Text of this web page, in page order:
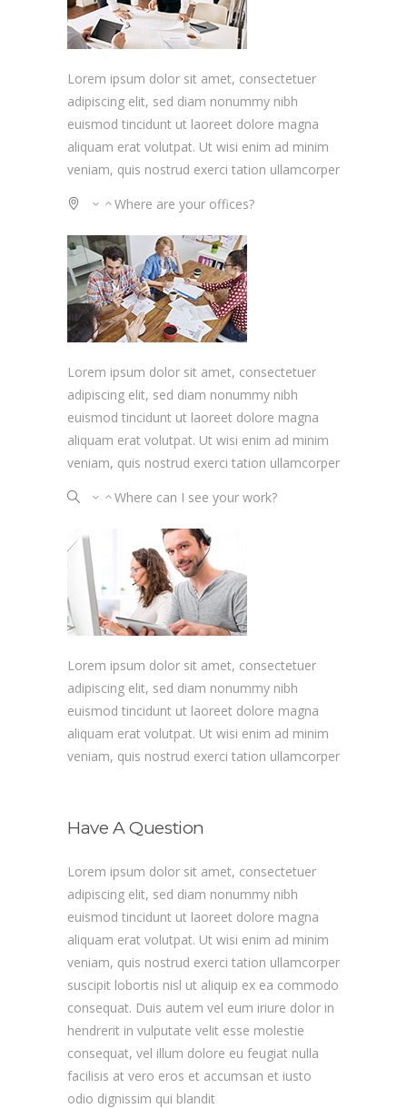
Lorem ipsum dolor sit amet, consectetuer
adipiscing elit, sed diam nonummy nibh
euismod tincidunt ut laoreet dolore magna
aliquam erat volutpat. Ut wisi enim ad minim
veniam, quis nostrud exerci tation ullamcorper
Where are your offices?
Lorem ipsum dolor sit amet, consectetuer
adipiscing elit, sed diam nonummy nibh
euismod tincidunt ut laoreet dolore magna
aliquam erat volutpat. Ut wisi enim ad minim
veniam, quis nostrud exerci tation ullamcorper
Where can I see your work?
Lorem ipsum dolor sit amet, consectetuer
adipiscing elit, sed diam nonummy nibh
euismod tincidunt ut laoreet dolore magna
aliquam erat volutpat. Ut wisi enim ad minim
veniam, quis nostrud exerci tation ullamcorper
Have A Question
Lorem ipsum dolor sit amet, consectetuer
adipiscing elit, sed diam nonummy nibh
euismod tincidunt ut laoreet dolore magna
aliquam erat volutpat. Ut wisi enim ad minim
veniam, quis nostrud exerci tation ullamcorper
suscipit lobortis nisl ut aliquip ex ea commodo
consequat. Duis autem vel eum iriure dolor in
hendrerit in vulputate velit esse molestie
consequat, vel illum dolore eu feugiat nulla
facilisis at vero eros et accumsan et iusto
odio dignissim qui blandit